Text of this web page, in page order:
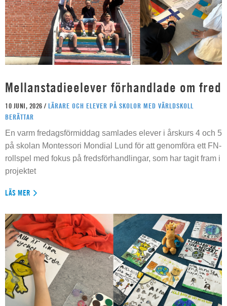
Mellanstadieelever förhandlade om fred
10 JUNI, 2026 / LÄRARE OCH ELEVER PÅ SKOLOR MED VÄRLDSKOLL
BERÄTTAR
En varm fredagsförmiddag samlades elever i årskurs 4 och 5
på skolan Montessori Mondial Lund för att genomföra ett FN-
rollspel med fokus på fredsförhandlingar, som har tagit fram i
projektet
LÄS MER